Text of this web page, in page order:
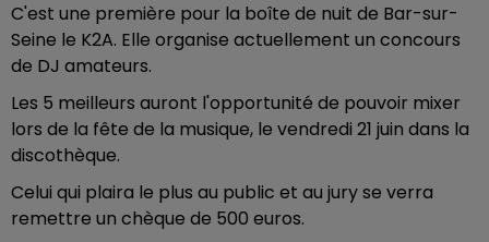
C'est une première pour la boîte de nuit de Bar-sur-
Seine le K2A. Elle organise actuellement un concours
de DJ amateurs.
Les 5 meilleurs auront l'opportunité de pouvoir mixer
lors de la fête de la musique, le vendredi 21 juin dans la
discothèque.
Celui qui plaira le plus au public et au jury se verra
remettre un chèque de 500 euros.